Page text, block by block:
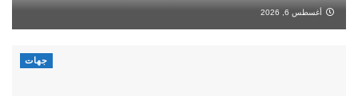
أغسطس 6, 2026
جهات